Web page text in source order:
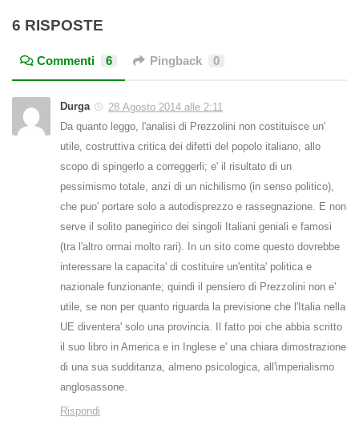
6 RISPOSTE
Commenti 6 Pingback 0
Durga
28 Agosto 2014 alle 2:11
Da quanto leggo, l'analisi di Prezzolini non costituisce un'
utile, costruttiva critica dei difetti del popolo italiano, allo
scopo di spingerlo a correggerli; e' il risultato di un
pessimismo totale, anzi di un nichilismo (in senso politico),
che puo' portare solo a autodisprezzo e rassegnazione. E non
serve il solito panegirico dei singoli Italiani geniali e famosi
(tra l'altro ormai molto rari). In un sito come questo dovrebbe
interessare la capacita' di costituire un'entita' politica e
nazionale funzionante; quindi il pensiero di Prezzolini non e'
utile, se non per quanto riguarda la previsione che l'Italia nella
UE diventera' solo una provincia. Il fatto poi che abbia scritto
il suo libro in America e in Inglese e' una chiara dimostrazione
di una sua sudditanza, almeno psicologica, all'imperialismo
anglosassone.
Rispondi